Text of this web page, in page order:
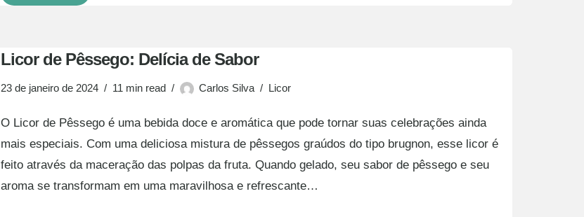
Licor de Pêssego: Delícia de Sabor
23 de janeiro de 2024 11 min read Carlos Silva Licor
O Licor de Pêssego é uma bebida doce e aromática que pode tornar suas celebrações ainda
mais especiais. Com uma deliciosa mistura de pêssegos graúdos do tipo brugnon, esse licor é
feito através da maceração das polpas da fruta. Quando gelado, seu sabor de pêssego e seu
aroma se transformam em uma maravilhosa e refrescante…